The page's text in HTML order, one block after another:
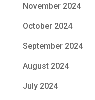
November 2024
October 2024
September 2024
August 2024
July 2024